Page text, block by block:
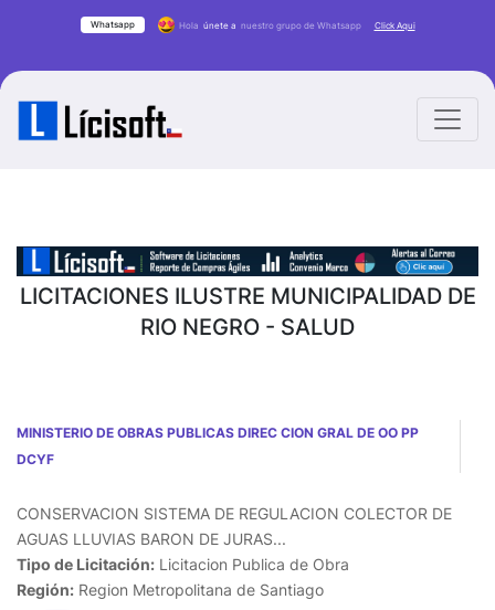
Whatsapp Hola únete a nuestro grupo de Whatsapp Click Aqui
LICITACIONES ILUSTRE MUNICIPALIDAD DE
RIO NEGRO - SALUD
MINISTERIO DE OBRAS PUBLICAS DIREC CION GRAL DE OO PP
DCYF
CONSERVACION SISTEMA DE REGULACION COLECTOR DE
AGUAS LLUVIAS BARON DE JURAS...
Tipo de Licitación: Licitacion Publica de Obra
Región: Region Metropolitana de Santiago